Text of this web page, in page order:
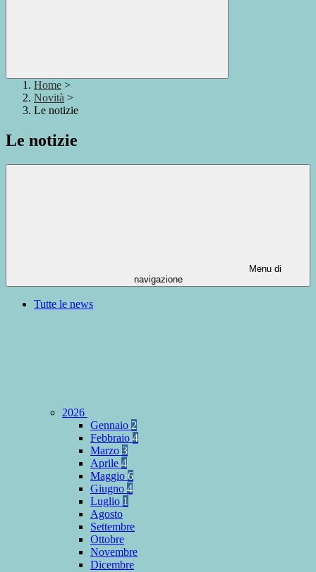
Home >
Novità >
Le notizie
Le notizie
Menu di
navigazione
Tutte le news
2026
Gennaio 2
Febbraio 4
Marzo 3
Aprile 4
Maggio 6
Giugno 4
Luglio 1
Agosto
Settembre
Ottobre
Novembre
Dicembre